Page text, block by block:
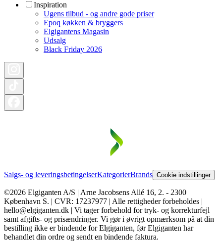
Inspiration
Ugens tilbud - og andre gode priser
Epoq køkken & bryggers
Elgigantens Magasin
Udsalg
Black Friday 2026
Salgs- og leveringsbetingelserKategorierBrands Cookie indstillinger
©2026 Elgiganten A/S | Arne Jacobsens Allé 16, 2. - 2300
København S. | CVR: 17237977 | Alle rettigheder forbeholdes |
hello@elgiganten.dk | Vi tager forbehold for tryk- og korrekturfejl
samt afgifts- og prisændringer. Vi gør i øvrigt opmærksom på at din
bestilling ikke er bindende for Elgiganten, før Elgiganten har
behandlet din ordre og sendt en bindende faktura.